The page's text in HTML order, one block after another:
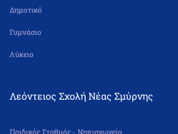
Δημοτικό
Γυμνάσιο
Λύκειο
Λεόντειος Σχολή Νέας Σμύρνης
Παιδικός Σταθμός - Νηπιαγωγείο